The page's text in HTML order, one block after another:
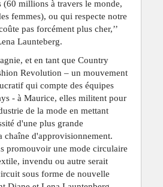
(60 millions à travers le monde,
femmes), ou qui respecte notre
pas forcément plus cher,’’
Launteberg.
et en tant que Country
Revolution – un mouvement
qui compte des équipes
- à Maurice, elles militent pour
de la mode en mettant
d'une plus grande
chaîne d'approvisionnement.
promouvoir une mode circulaire
invendu ou autre serait
sous forme de nouvelle